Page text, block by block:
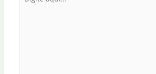
aqui...